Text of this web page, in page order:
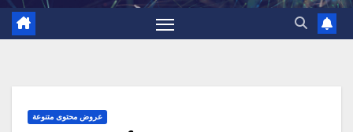
عروض محتوى متنوعة